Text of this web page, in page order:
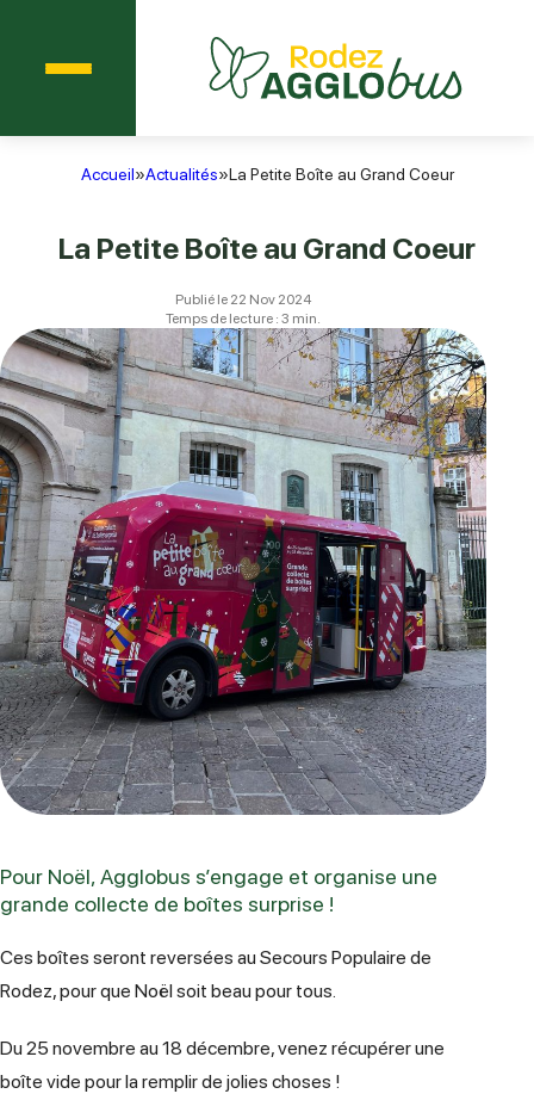
Accueil»Actualités»La Petite Boîte au Grand Coeur
La Petite Boîte au Grand Coeur
Publié le 22 Nov 2024
Temps de lecture : 3 min.
Pour Noël, Agglobus s’engage et organise une
grande collecte de boîtes surprise !
Ces boîtes seront reversées au Secours Populaire de
Rodez, pour que Noël soit beau pour tous.
Du 25 novembre au 18 décembre, venez récupérer une
boîte vide pour la remplir de jolies choses !